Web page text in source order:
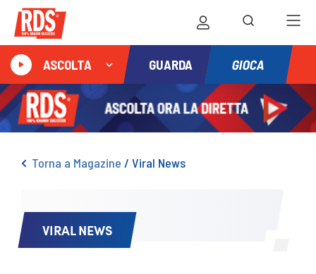
ASCOLTA GUARDA GIOCA
Torna a Magazine / Viral News
VIRAL NEWS